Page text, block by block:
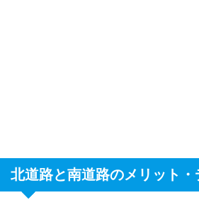
北道路と南道路のメリット・